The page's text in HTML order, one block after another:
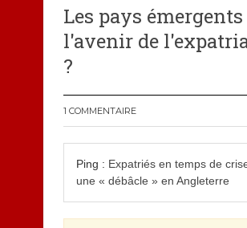
Les pays émergents
l'avenir de
?
1 COMMENTAIRE
Ping : Expatriés en temps de
une « débâcle » en Angleterre